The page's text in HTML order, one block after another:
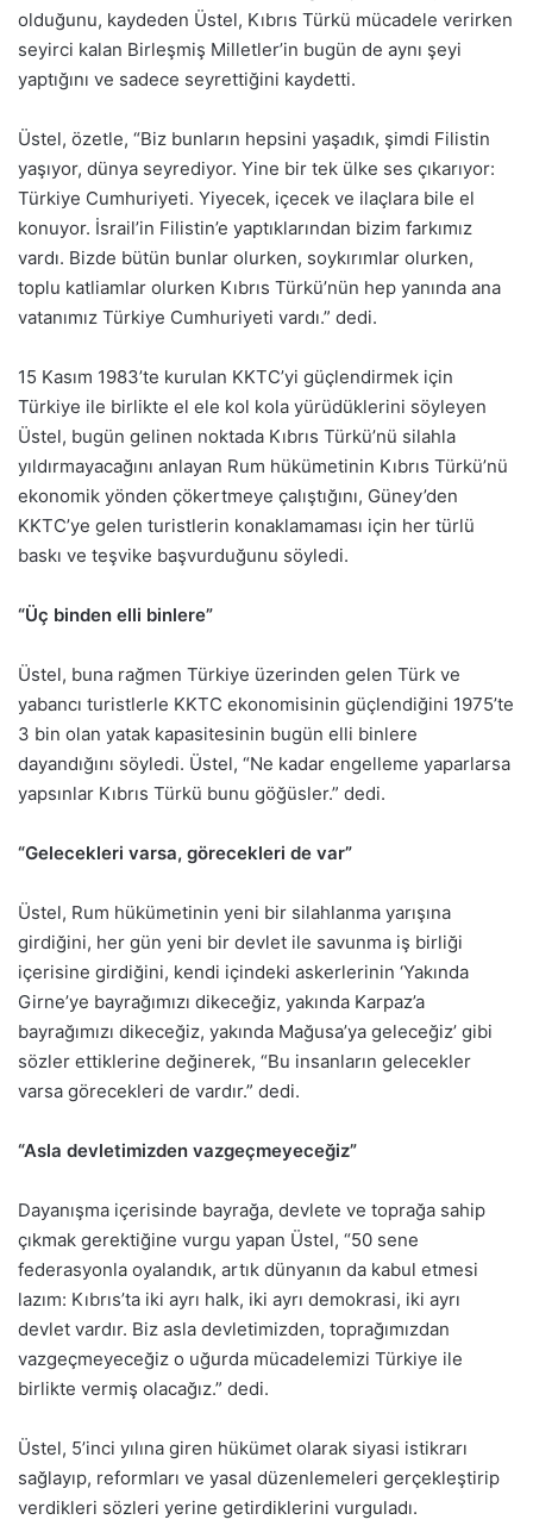
olduğunu, kaydeden Üstel, Kıbrıs Türkü mücadele verirken
seyirci kalan Birleşmiş Milletler’in bugün de aynı şeyi
yaptığını ve sadece seyrettiğini kaydetti.
Üstel, özetle, “Biz bunların hepsini yaşadık, şimdi Filistin
yaşıyor, dünya seyrediyor. Yine bir tek ülke ses çıkarıyor:
Türkiye Cumhuriyeti. Yiyecek, içecek ve ilaçlara bile el
konuyor. İsrail’in Filistin’e yaptıklarından bizim farkımız
vardı. Bizde bütün bunlar olurken, soykırımlar olurken,
toplu katliamlar olurken Kıbrıs Türkü’nün hep yanında ana
vatanımız Türkiye Cumhuriyeti vardı.” dedi.
15 Kasım 1983’te kurulan KKTC’yi güçlendirmek için
Türkiye ile birlikte el ele kol kola yürüdüklerini söyleyen
Üstel, bugün gelinen noktada Kıbrıs Türkü’nü silahla
yıldırmayacağını anlayan Rum hükümetinin Kıbrıs Türkü’nü
ekonomik yönden çökertmeye çalıştığını, Güney’den
KKTC’ye gelen turistlerin konaklamaması için her türlü
baskı ve teşvike başvurduğunu söyledi.
“Üç binden elli binlere”
Üstel, buna rağmen Türkiye üzerinden gelen Türk ve
yabancı turistlerle KKTC ekonomisinin güçlendiğini 1975’te
3 bin olan yatak kapasitesinin bugün elli binlere
dayandığını söyledi. Üstel, “Ne kadar engelleme yaparlarsa
yapsınlar Kıbrıs Türkü bunu göğüsler.” dedi.
“Gelecekleri varsa, görecekleri de var”
Üstel, Rum hükümetinin yeni bir silahlanma yarışına
girdiğini, her gün yeni bir devlet ile savunma iş birliği
içerisine girdiğini, kendi içindeki askerlerinin ‘Yakında
Girne’ye bayrağımızı dikeceğiz, yakında Karpaz’a
bayrağımızı dikeceğiz, yakında Mağusa’ya geleceğiz’ gibi
sözler ettiklerine değinerek, “Bu insanların gelecekler
varsa görecekleri de vardır.” dedi.
“Asla devletimizden vazgeçmeyeceğiz”
Dayanışma içerisinde bayrağa, devlete ve toprağa sahip
çıkmak gerektiğine vurgu yapan Üstel, “50 sene
federasyonla oyalandık, artık dünyanın da kabul etmesi
lazım: Kıbrıs’ta iki ayrı halk, iki ayrı demokrasi, iki ayrı
devlet vardır. Biz asla devletimizden, toprağımızdan
vazgeçmeyeceğiz o uğurda mücadelemizi Türkiye ile
birlikte vermiş olacağız.” dedi.
Üstel, 5’inci yılına giren hükümet olarak siyasi istikrarı
sağlayıp, reformları ve yasal düzenlemeleri gerçekleştirip
verdikleri sözleri yerine getirdiklerini vurguladı.